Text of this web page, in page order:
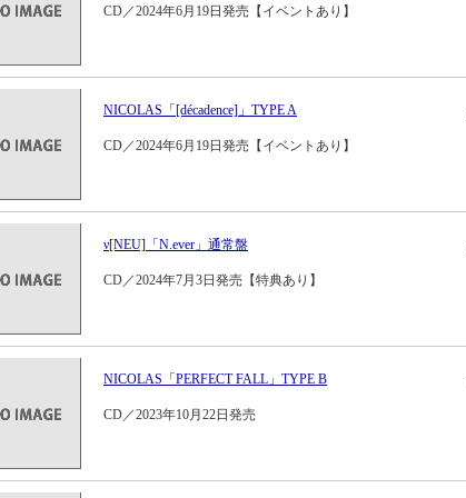
CD／2024年6月19日発売【イベントあり】
NICOLAS「[décadence]」TYPE A
CD／2024年6月19日発売【イベントあり】
ν[NEU]「N.ever」通常盤
CD／2024年7月3日発売【特典あり】
NICOLAS「PERFECT FALL」TYPE B
CD／2023年10月22日発売